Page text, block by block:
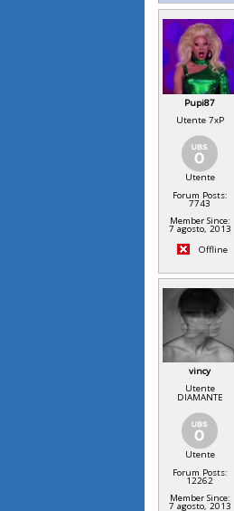
Pupi87
Utente 7xP
Utente
Forum Posts:
7743
Member Since:
7 agosto, 2013
Offline
vincy
Utente
DIAMANTE
Utente
Forum Posts:
12262
Member Since:
7 agosto, 2013